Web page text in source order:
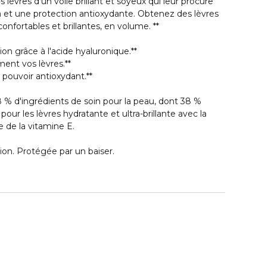
et une protection antioxydante. Obtenez des lèvres
et brillantes, en volume. **
grâce à l'acide hyaluronique.**
vos lèvres.**
antioxydant.**
d'ingrédients de soin pour la peau, dont 38 %
les lèvres hydratante et ultra-brillante avec la
de la vitamine E.
Protégée par un baiser.